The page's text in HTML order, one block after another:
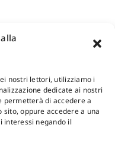
nostri lettori, utilizziamo i
dedicate ai nostri
permetterà di accedere a
oppure accedere a una
interessi negando il
e anche Rateali